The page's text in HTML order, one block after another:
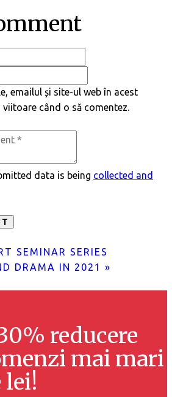
emailul și site-ul web în acest
când o să comentez.
data is being collected and
SEMINAR SERIES
DRAMA IN 2021 »
reducere
mai mari
lei!